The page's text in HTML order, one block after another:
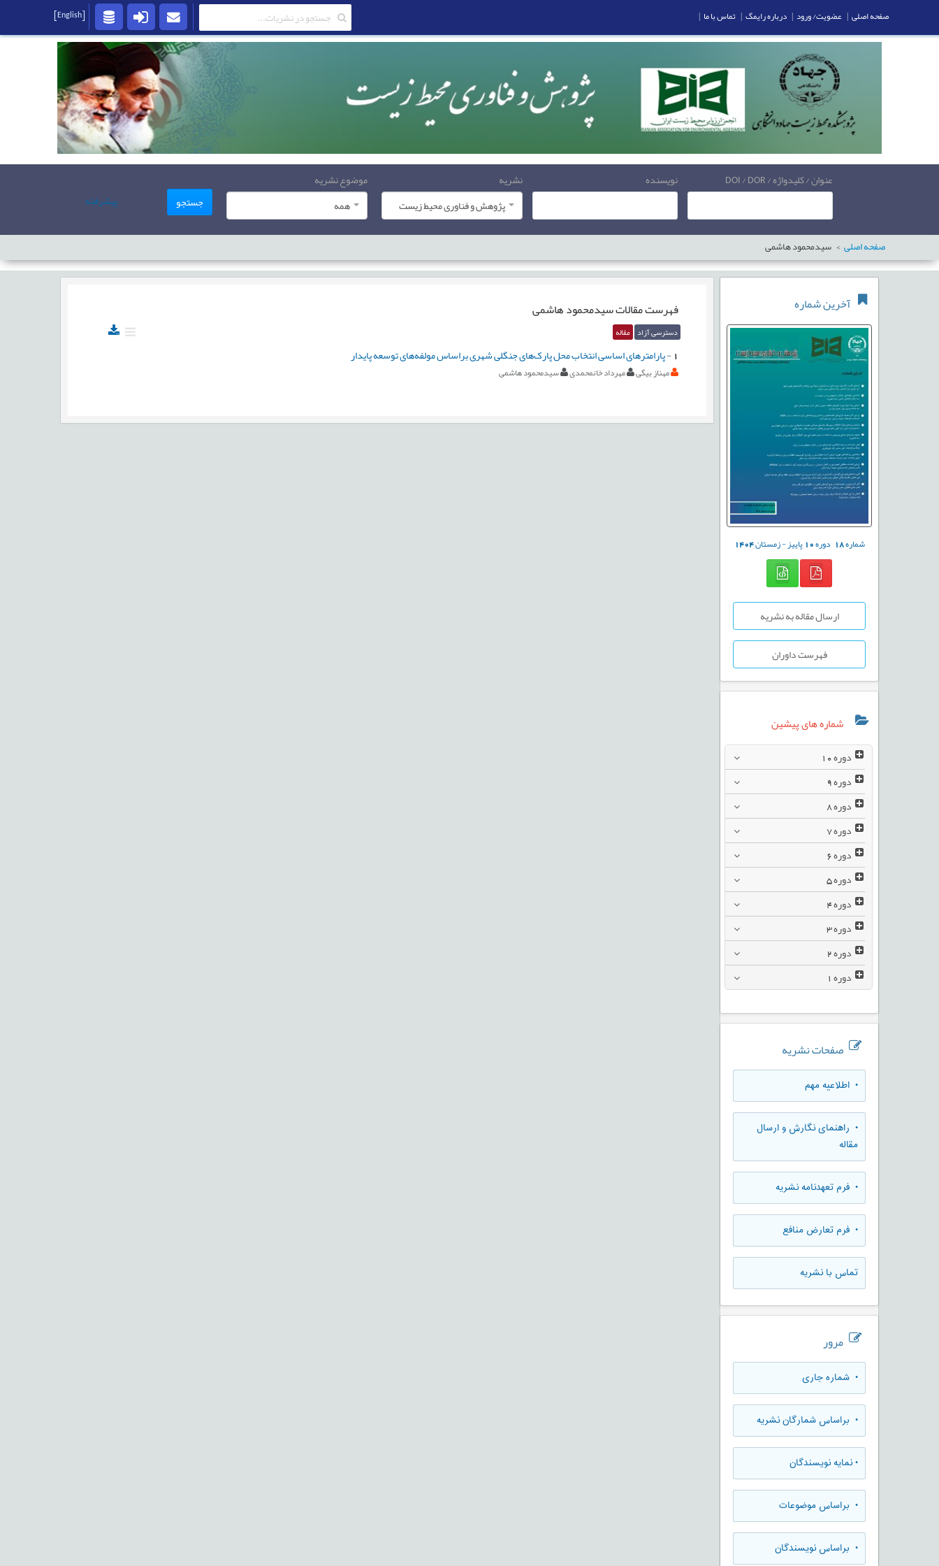
عنوان / کلیدواژه / DOI / DOR نویسنده
نشریه
پژوهش و فناوری محیط زیست
موضوع نشریه
همه
جستجو پیشرفته
صفحه اصلی سیدمحمود هاشمی
آخرین شماره
شماره18 دوره10پاییز - زمستان1404
ارسال مقاله به نشریه
فهرست داوران
شماره های پیشین
دوره
دوره
دوره
دوره
دوره
دوره
دوره
دوره
دوره
دوره
صفحات نشریه
• اطلاعیه مهم
• راهنمای نگارش و ارسال
مقاله
• فرم تعهدنامه نشریه
• فرم تعارض منافع
تماس با نشریه
مرور
• شماره جاری
• براساس شمارگان نشریه
•نمایه نویسندگان
• براساس موضوعات
• براساس نویسندگان
فهرست مقالاتسیدمحمود هاشمی
دسترسی آزاد مقاله
1
-پارامترهای اساسی انتخاب محل پارک‌های جنگلی شهری براساس مولفه‌های توسعه پایدار
مهناز بیگی مهرداد خانمحمدی سیدمحمود هاشمی
صفحه اصلی | عضویت/ ورود | درباره رایمگ | تماس با ما |
[English]